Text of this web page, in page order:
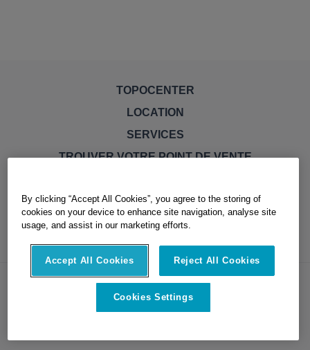
TOPOCENTER
LOCATION
SERVICES
TROUVER VOTRE POINT DE VENTE
© Topocenter. All Rights Reserved
By clicking “Accept All Cookies”, you agree to the storing of
cookies on your device to enhance site navigation, analyse site
usage, and assist in our marketing efforts.
Accept All Cookies Reject All Cookies
Cookies Settings